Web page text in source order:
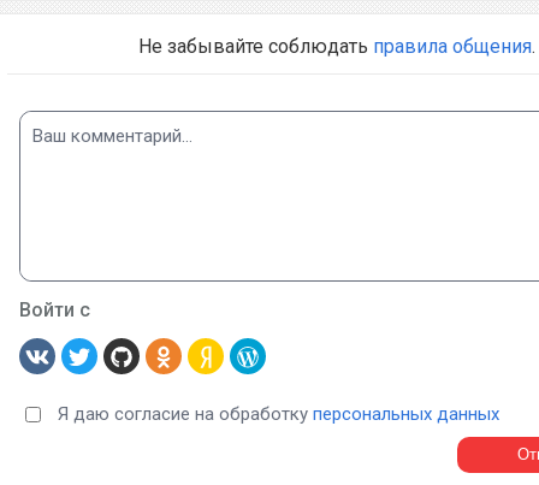
Не забывайте соблюдать правила общения.
Войти с
Я даю согласие на обработку персональных данных